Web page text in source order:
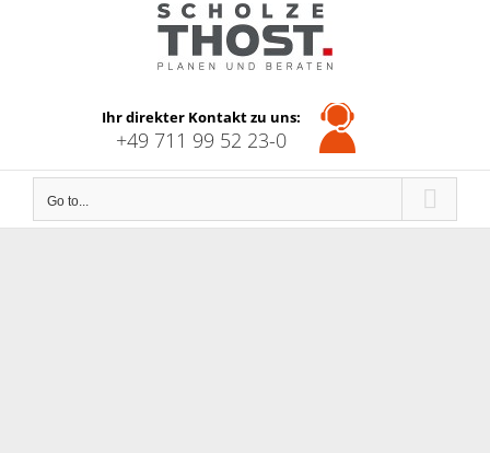
Ihr direkter Kontakt zu uns:
+49 711 99 52 23-0
Go to...